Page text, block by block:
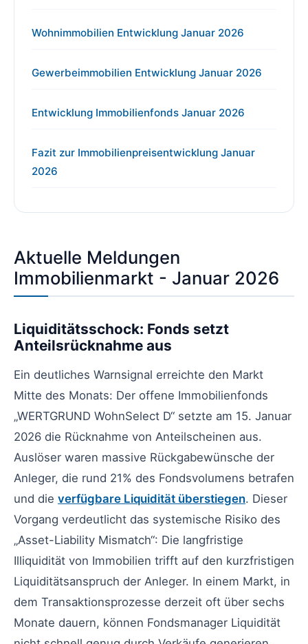
Wohnimmobilien Entwicklung Januar 2026
Gewerbeimmobilien Entwicklung Januar 2026
Entwicklung Immobilienfonds Januar 2026
Fazit zur Immobilienpreisentwicklung Januar
2026
Aktuelle Meldungen
Immobilienmarkt - Januar 2026
Liquiditätsschock: Fonds setzt
Anteilsrücknahme aus
Ein deutliches Warnsignal erreichte den Markt
Mitte des Monats: Der offene Immobilienfonds
„WERTGRUND WohnSelect D“ setzte am 15. Januar
2026 die Rücknahme von Anteilscheinen aus.
Auslöser waren massive Rückgabewünsche der
Anleger, die rund 21% des Fondsvolumens betrafen
und die verfügbare Liquidität überstiegen. Dieser
Vorgang verdeutlicht das systemische Risiko des
„Asset-Liability Mismatch“: Die langfristige
Illiquidität von Immobilien trifft auf den kurzfristigen
Liquiditätsanspruch der Anleger. In einem Markt, in
dem Transaktionsprozesse derzeit oft über sechs
Monate dauern, können Fondsmanager Liquidität